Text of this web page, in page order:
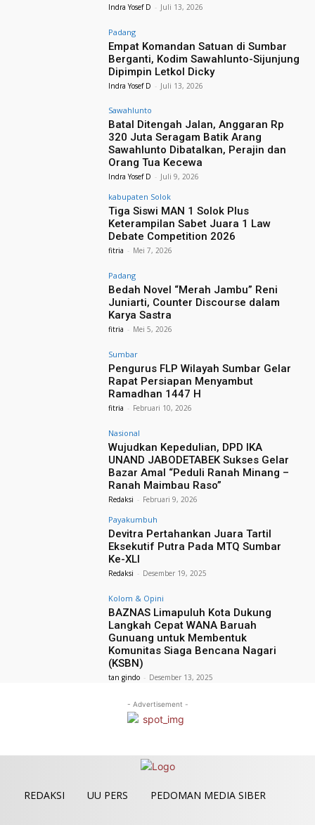
Indra Yosef D - Juli 13, 2026
Padang
Empat Komandan Satuan di Sumbar
Berganti, Kodim Sawahlunto-Sijunjung
Dipimpin Letkol Dicky
Indra Yosef D - Juli 13, 2026
Sawahlunto
Batal Ditengah Jalan, Anggaran Rp
320 Juta Seragam Batik Arang
Sawahlunto Dibatalkan, Perajin dan
Orang Tua Kecewa
Indra Yosef D - Juli 9, 2026
kabupaten Solok
Tiga Siswi MAN 1 Solok Plus
Keterampilan Sabet Juara 1 Law
Debate Competition 2026
fitria - Mei 7, 2026
Padang
Bedah Novel “Merah Jambu” Reni
Juniarti, Counter Discourse dalam
Karya Sastra
fitria - Mei 5, 2026
Sumbar
Pengurus FLP Wilayah Sumbar Gelar
Rapat Persiapan Menyambut
Ramadhan 1447 H
fitria - Februari 10, 2026
Nasional
Wujudkan Kepedulian, DPD IKA
UNAND JABODETABEK Sukses Gelar
Bazar Amal “Peduli Ranah Minang –
Ranah Maimbau Raso”
Redaksi - Februari 9, 2026
Payakumbuh
Devitra Pertahankan Juara Tartil
Eksekutif Putra Pada MTQ Sumbar
Ke-XLI
Redaksi - Desember 19, 2025
Kolom & Opini
BAZNAS Limapuluh Kota Dukung
Langkah Cepat WANA Baruah
Gunuang untuk Membentuk
Komunitas Siaga Bencana Nagari
(KSBN)
tan gindo - Desember 13, 2025
- Advertisement -
REDAKSI UU PERS PEDOMAN MEDIA SIBER